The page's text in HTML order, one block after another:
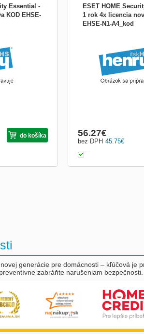
Essential -
KOD EHSE-
do košíka
ESET HOME
1 rok 4x licencia
EHSE-N1-A4_kod
45.75€
bez DPH
56.27€
generácie pre domácnosti – kľúčová je
zabráňte narušeniam